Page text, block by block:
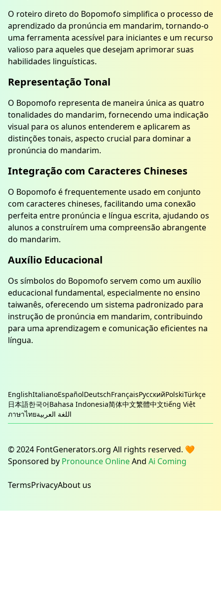
O roteiro direto do Bopomofo simplifica o processo de
aprendizado da pronúncia em mandarim, tornando-o
uma ferramenta acessível para iniciantes e um recurso
valioso para aqueles que desejam aprimorar suas
habilidades linguísticas.
Representação Tonal
O Bopomofo representa de maneira única as quatro
tonalidades do mandarim, fornecendo uma indicação
visual para os alunos entenderem e aplicarem as
distinções tonais, aspecto crucial para dominar a
pronúncia do mandarim.
Integração com Caracteres Chineses
O Bopomofo é frequentemente usado em conjunto
com caracteres chineses, facilitando uma conexão
perfeita entre pronúncia e língua escrita, ajudando os
alunos a construírem uma compreensão abrangente
do mandarim.
Auxílio Educacional
Os símbolos do Bopomofo servem como um auxílio
educacional fundamental, especialmente no ensino
taiwanês, oferecendo um sistema padronizado para
instrução de pronúncia em mandarim, contribuindo
para uma aprendizagem e comunicação eficientes na
língua.
EnglishItalianoEspañolDeutschFrançaisРусскийPolskiTürkçe
日本語한국어Bahasa Indonesia简体中文繁體中文tiếng Việt
ภาษาไทยاللغة العربية
© 2024 FontGenerators.org All rights reserved. 🧡
Sponsored by Pronounce OnlineAnd Ai Coming
TermsPrivacyAbout us